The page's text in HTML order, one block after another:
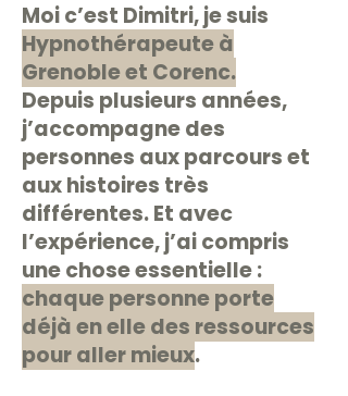
Moi c’est Dimitri, je suis
Hypnothérapeute à
Grenoble et Corenc.
Depuis plusieurs années,
j’accompagne des
personnes aux parcours et
aux histoires très
différentes. Et avec
l’expérience, j’ai compris
une chose essentielle :
chaque personne porte
déjà en elle des ressources
pour aller mieux.